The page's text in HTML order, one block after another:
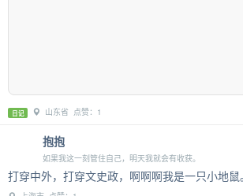
日记 山东省 点赞：1
抱抱
如果我这一刻管住自己，明天我就会有收获。
打穿中外，打穿文史政，啊啊啊我是一只小地鼠。